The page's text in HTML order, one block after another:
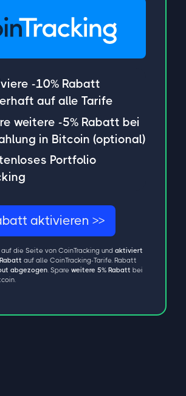
-10% Rabatt
auf alle Tarife
weitere -5% Rabatt bei
in Bitcoin (optional)
Portfolio
aktivieren >>
die Seite von CoinTracking und aktiviert
auf alle CoinTracking-Tarife. Rabatt
abgezogen. Spare weitere 5% Rabatt bei